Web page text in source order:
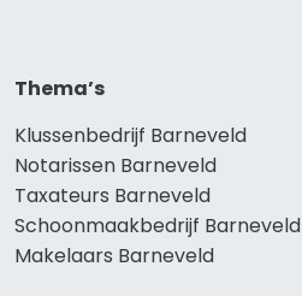
Thema’s
Klussenbedrijf Barneveld
Notarissen Barneveld
Taxateurs Barneveld
Schoonmaakbedrijf Barneveld
Makelaars Barneveld